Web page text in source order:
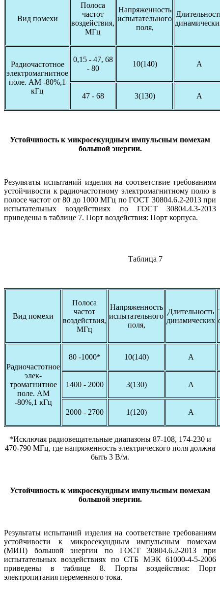
Вид помехи
Полоса
частот
воздействия,
МГц
Напряженность
испытательного
поля,
Радиочастотное
электромагнитное
поле. АМ -80%,1
кГц
0,15 - 47, 68
- 80
10(140) А
47 - 68 3(130) А
Устойчивость к микросекундным импульсным помехам
большой энергии.
Результаты испытаний изделия на соответствие требованиям
устойчивости к радиочастотному электромагнитному полю в
полосе частот от 80 до 1000 МГц по ГОСТ 30804.6.2-2013 при
испытательных воздействиях по ГОСТ 30804.4.3-2013
приведены в таблице 7. Порт воздействия: Порт корпуса.
Таблица 7
Вид помехи
Полоса
частот
воздействия,
МГц
Напряженность
испытательного
поля,
Длительность
динамических
Радиочастотное
элек-
тромагнитное
поле. АМ
-80%,1 кГц
80 -1000* 10(140) А
1400 - 2000 3(130) А
2000 - 2700 1(120) А
*Исключая радиовещательные диапазоны 87-108, 174-230 и
470-790 МГц, где напряженность электрического поля должна
быть 3 В/м.
Устойчивость к микросекундным импульсным помехам
большой энергии.
Результаты испытаний изделия на соответствие требованиям
устойчивости к микросекундным импульсным помехам
(МИП) большой энергии по ГОСТ 30804.6.2-2013 при
испытательных воздействиях по СТБ МЭК 61000-4-5-2006
приведены в таблице 8. Порты воздействия: Порт
электропитания переменного тока.